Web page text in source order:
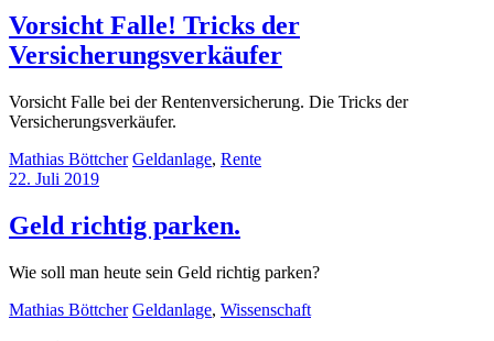
Vorsicht Falle! Tricks der
Versicherungsverkäufer
Vorsicht Falle bei der Rentenversicherung. Die Tricks der
Versicherungsverkäufer.
Mathias Böttcher Geldanlage, Rente
22. Juli 2019
Geld richtig parken.
Wie soll man heute sein Geld richtig parken?
Mathias Böttcher Geldanlage, Wissenschaft